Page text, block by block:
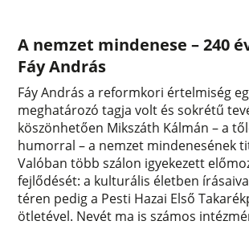
A nemzet mindenese – 240
Fáy András
Fáy András a reformkori értelmiség
meghatározó tagja volt és sokrétű
köszönhetően Mikszáth Kálmán – a
humorral – a nemzet mindenesének
Valóban több szálon igyekezett
fejlődését: a kulturális életben
téren pedig a Pesti Hazai Első
ötletével. Nevét ma is számos